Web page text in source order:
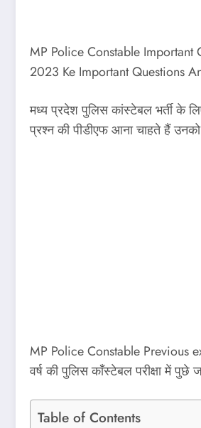
MP Police Constable
2023 Ke Important Questions
मध्य प्रदेश पुलिस कांस्टेबल भर्ती के
प्रश्न की पीडीएफ आना चाहते हैं
MP Police Constable Previous
वर्ष की पुलिस कॉंस्‍टेबल परीक्षा में पुछे
Table of Contents